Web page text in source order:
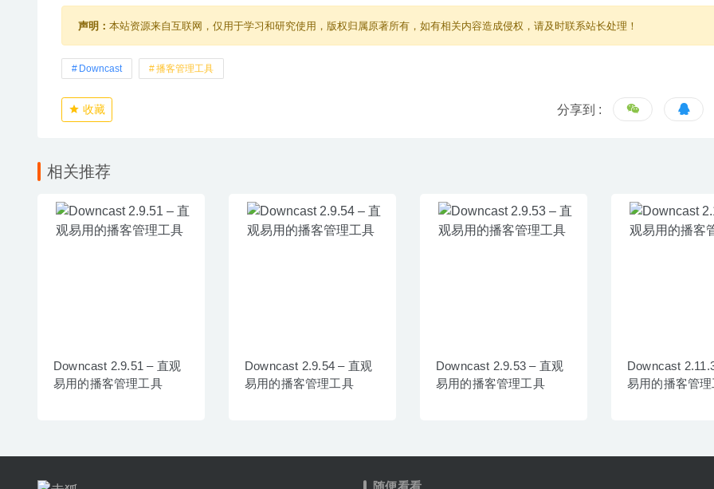
声明： 本站资源来自互联网，仅用于学习和研究使用，版权归属原著所有，如有相关内容造成侵权，请及时联系站长处理！
Downcast 播客管理工具
收藏 分享到 :
相关推荐
Downcast 2.9.51 – 直观
易用的播客管理工具
Downcast 2.9.54 – 直观
易用的播客管理工具
Downcast 2.9.53 – 直观
易用的播客管理工具
Downcast
易用的播客管
随便看看